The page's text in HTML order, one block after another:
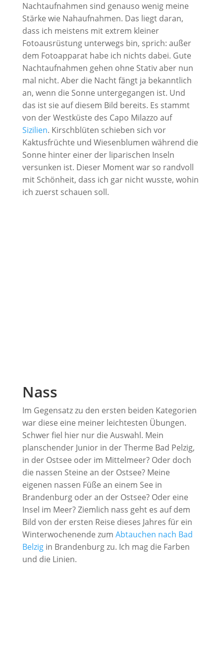
Nachtaufnahmen sind genauso wenig meine
Stärke wie Nahaufnahmen. Das liegt daran,
dass ich meistens mit extrem kleiner
Fotoausrüstung unterwegs bin, sprich: außer
dem Fotoapparat habe ich nichts dabei. Gute
Nachtaufnahmen gehen ohne Stativ aber nun
mal nicht. Aber die Nacht fängt ja bekanntlich
an, wenn die Sonne untergegangen ist. Und
das ist sie auf diesem Bild bereits. Es stammt
von der Westküste des Capo Milazzo auf
Sizilien. Kirschblüten schieben sich vor
Kaktusfrüchte und Wiesenblumen während die
Sonne hinter einer der liparischen Inseln
versunken ist. Dieser Moment war so randvoll
mit Schönheit, dass ich gar nicht wusste, wohin
ich zuerst schauen soll.
Nass
Im Gegensatz zu den ersten beiden Kategorien
war diese eine meiner leichtesten Übungen.
Schwer fiel hier nur die Auswahl. Mein
planschender Junior in der Therme Bad Pelzig,
in der Ostsee oder im Mittelmeer? Oder doch
die nassen Steine an der Ostsee? Meine
eigenen nassen Füße an einem See in
Brandenburg oder an der Ostsee? Oder eine
Insel im Meer? Ziemlich nass geht es auf dem
Bild von der ersten Reise dieses Jahres für ein
Winterwochenende zum Abtauchen nach Bad
Belzigin Brandenburg zu. Ich mag die Farben
und die Linien.